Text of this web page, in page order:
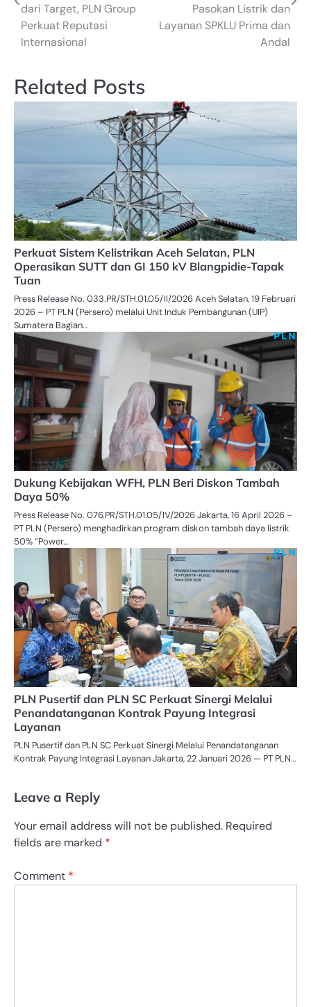
dari Target, PLN Group
Perkuat Reputasi
Internasional
Pasokan Listrik dan
Layanan SPKLU Prima dan
Andal
Related Posts
Perkuat Sistem Kelistrikan Aceh Selatan, PLN
Operasikan SUTT dan GI 150 kV Blangpidie-Tapak
Tuan
Press Release No. 033.PR/STH.01.05/II/2026 Aceh Selatan, 19 Februari
2026 – PT PLN (Persero) melalui Unit Induk Pembangunan (UIP)
Sumatera Bagian…
Dukung Kebijakan WFH, PLN Beri Diskon Tambah
Daya 50%
Press Release No. 076.PR/STH.01.05/IV/2026 Jakarta, 16 April 2026 –
PT PLN (Persero) menghadirkan program diskon tambah daya listrik
50% “Power…
PLN Pusertif dan PLN SC Perkuat Sinergi Melalui
Penandatanganan Kontrak Payung Integrasi
Layanan
PLN Pusertif dan PLN SC Perkuat Sinergi Melalui Penandatanganan
Kontrak Payung Integrasi Layanan Jakarta, 22 Januari 2026 — PT PLN…
Leave a Reply
Your email address will not be published. Required
fields are marked *
Comment *